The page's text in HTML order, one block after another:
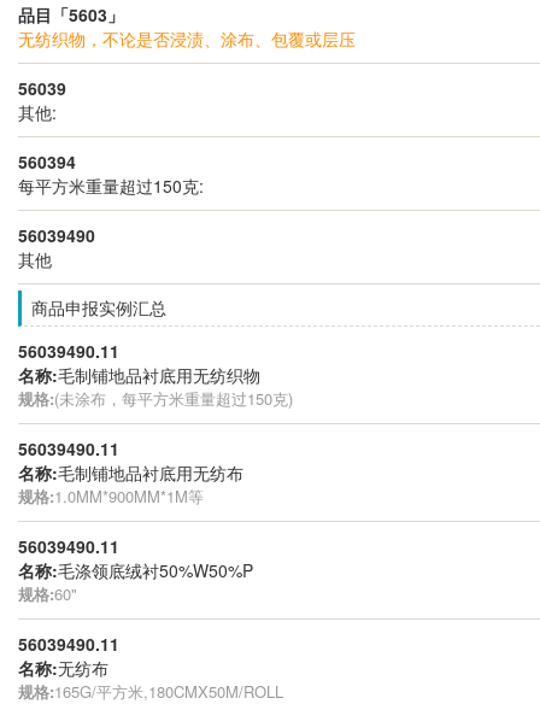
品目「5603」
无纺织物，不论是否浸渍、涂布、包覆或层压
56039
其他:
560394
每平方米重量超过150克:
56039490
其他
商品申报实例汇总
56039490.11
名称:毛制铺地品衬底用无纺织物
规格:(未涂布，每平方米重量超过150克)
56039490.11
名称:毛制铺地品衬底用无纺布
规格:1.0MM*900MM*1M等
56039490.11
名称:毛涤领底绒衬50%W50%P
规格:60"
56039490.11
名称:无纺布
规格:165G/平方米,180CMX50M/ROLL